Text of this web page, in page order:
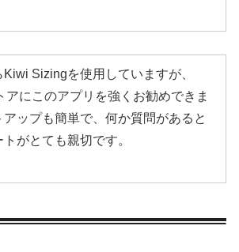
Sizingを使用していますが、
アにこのアプリを強くお勧めできま
ップも簡単で、何か質問があると
がとても親切です。